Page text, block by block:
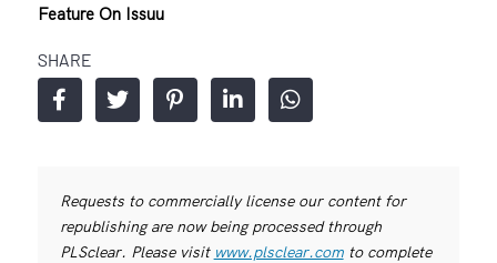
Feature On Issuu
SHARE
Requests to commercially license our content for
republishing are now being processed through
PLSclear. Please visit www.plsclear.comto complete